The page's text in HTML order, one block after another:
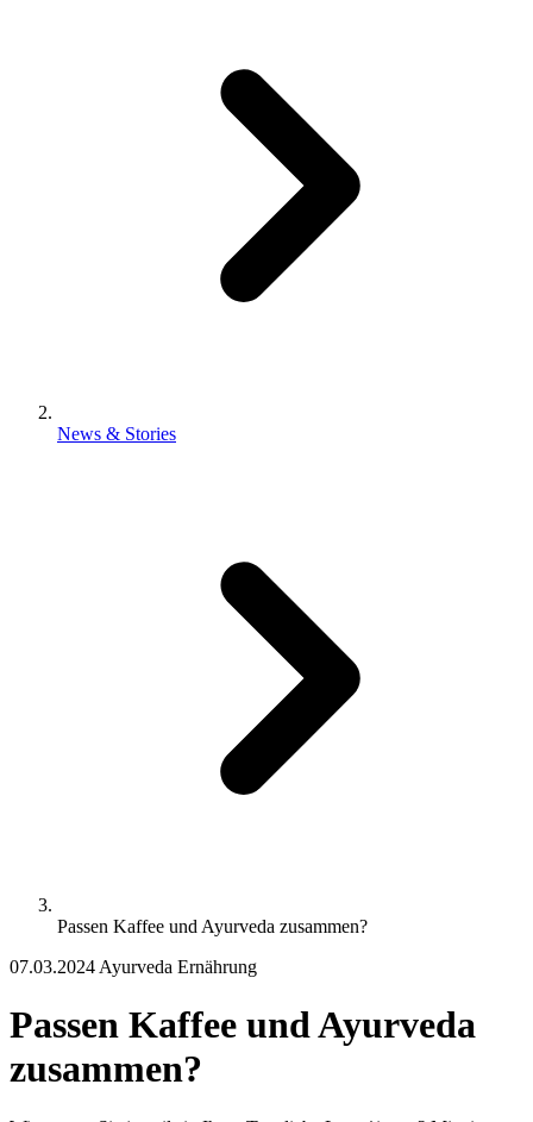
News & Stories
Passen Kaffee und Ayurveda zusammen?
07.03.2024 Ayurveda Ernährung
Passen Kaffee und Ayurveda
zusammen?